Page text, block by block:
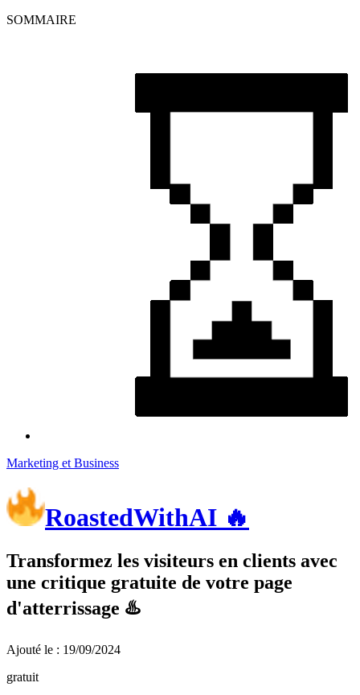
SOMMAIRE
Marketing et Business
RoastedWithAI 🔥
Transformez les visiteurs en clients avec
une critique gratuite de votre page
d'atterrissage ♨️
Ajouté le : 19/09/2024
gratuit